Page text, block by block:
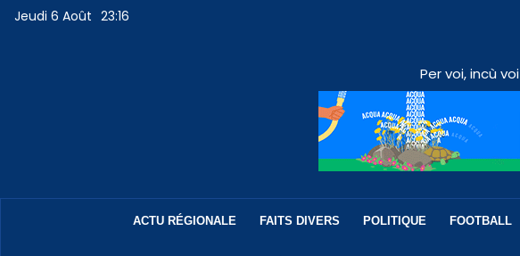
Jeudi 6 Août 23:16
Per voi, incù
ACTU RÉGIONALE FAITS DIVERS POLITIQUE FOOTBALL